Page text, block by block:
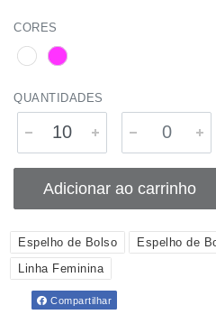
CORES
QUANTIDADES
Adicionar ao carrinho
Espelho de Bolso Espelho de
Linha Feminina
Compartilhar